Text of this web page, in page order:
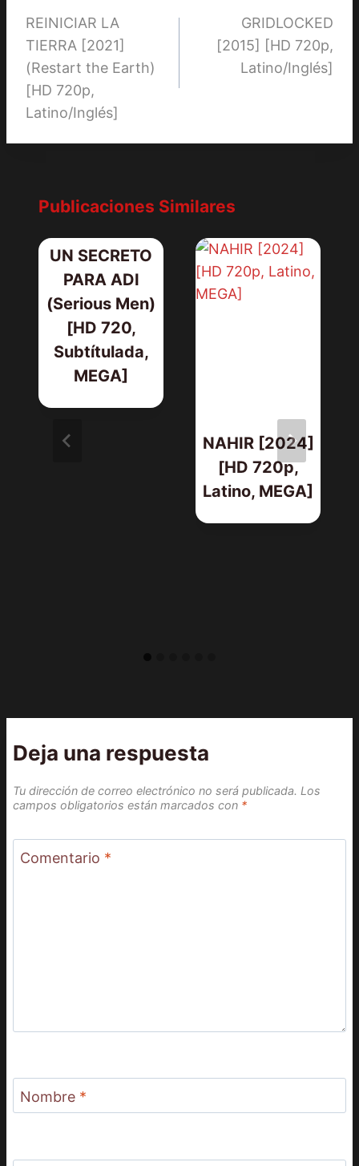
de
entradas
REINICIAR LA
TIERRA [2021]
(Restart the Earth)
[HD 720p,
Latino/Inglés]
GRIDLOCKED
[2015] [HD 720p,
Latino/Inglés]
Publicaciones Similares
UN SECRETO
PARA ADI
(Serious Men)
[HD 720,
Subtítulada,
MEGA]
NAHIR [2024]
[HD 720p,
Latino, MEGA]
Deja una respuesta
Tu dirección de correo electrónico no será publicada. Los
campos obligatorios están marcados con *
Comentario *
Nombre *